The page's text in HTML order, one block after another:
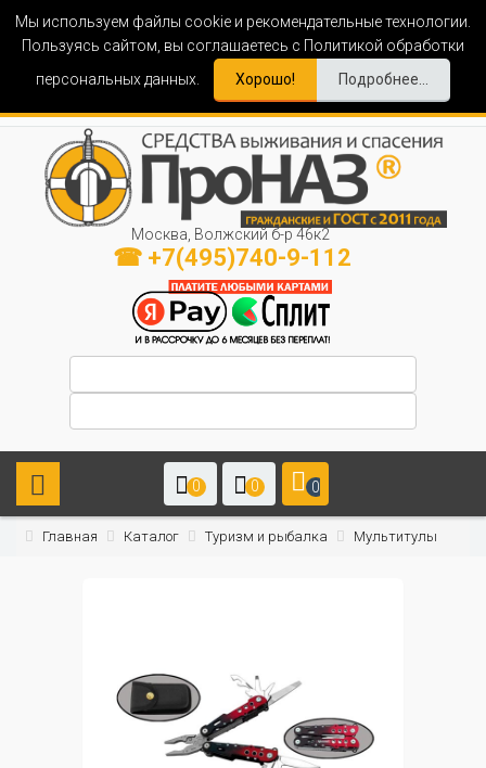
Мы используем файлы cookie и рекомендательные технологии.
Пользуясь сайтом, вы соглашаетесь с Политикой обработки
персональных данных.
Хорошо! Подробнее...
Москва, Волжский б-р 46к2
☎ +7(495)740-9-112
0 0 0
Главная Каталог Туризм и рыбалка Мультитулы